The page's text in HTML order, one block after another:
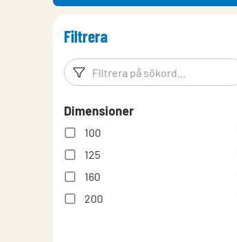
Filtrera
Filtreringsord
Dimensioner
100
125
160
200